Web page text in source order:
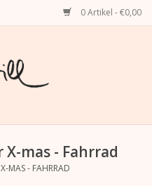
0 Artikel - €0,00
mas - Fahrrad
MAS - FAHRRAD